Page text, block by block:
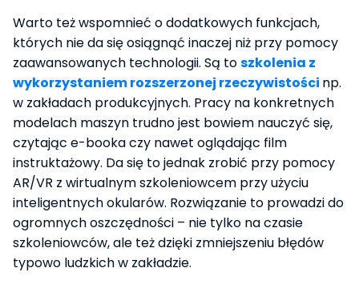
Warto też wspomnieć o dodatkowych funkcjach,
których nie da się osiągnąć inaczej niż przy pomocy
zaawansowanych technologii. Są toszkolenia z
wykorzystaniem rozszerzonej rzeczywistości np.
w zakładach produkcyjnych. Pracy na konkretnych
modelach maszyn trudno jest bowiem nauczyć się,
czytając e-booka czy nawet oglądając film
instruktażowy. Da się to jednak zrobić przy pomocy
AR/VR z wirtualnym szkoleniowcem przy użyciu
inteligentnych okularów. Rozwiązanie to prowadzi do
ogromnych oszczędności – nie tylko na czasie
szkoleniowców, ale też dzięki zmniejszeniu błędów
typowo ludzkich w zakładzie.